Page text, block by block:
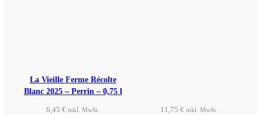
La Vieille Ferme Récolte
Blanc 2025 – Perrin – 0,75 l
6,45€ inkl. MwSt. 11,75€ inkl. MwSt.